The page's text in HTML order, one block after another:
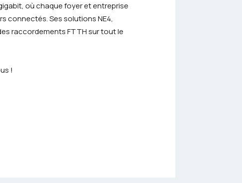
où chaque foyer et entreprise
connectés. Ses solutions NE4,
raccordements FTTH sur tout le
!